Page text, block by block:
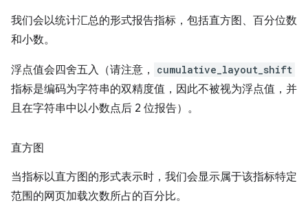
我们会以统计汇总的形式报告指标，包括直方图、百分位数
和小数。
浮点值会四舍五入（请注意， cumulative_layout_shift
指标是编码为字符串的双精度值，因此不被视为浮点值，并
且在字符串中以小数点后 2 位报告）。
直方图
当指标以直方图的形式表示时，我们会显示属于该指标特定
范围的网页加载次数所占的百分比。